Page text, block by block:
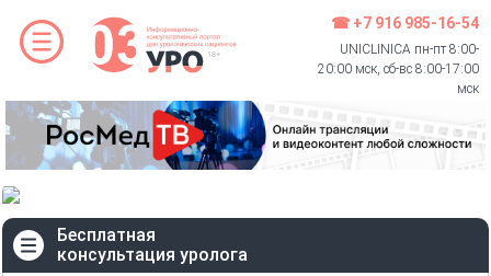
☎ +7 916 985-16-54
UNICLINICA пн-пт 8:00-
20:00 мск, сб-вс 8:00-17:00
мск
Бесплатная
консультация уролога